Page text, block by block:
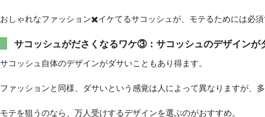
おしゃれなファッション✖️イケてるサコッシュが、モテるためには必
サコッシュがださくなるワケ③：サコッシュのデザインが
サコッシュ自体のデザインがダサいこともあり得ます。
ファッションと同様、ダサいという感覚は人によって異なりますが、
モテを狙うのなら、万人受けするデザインを選ぶのがおすすめ。